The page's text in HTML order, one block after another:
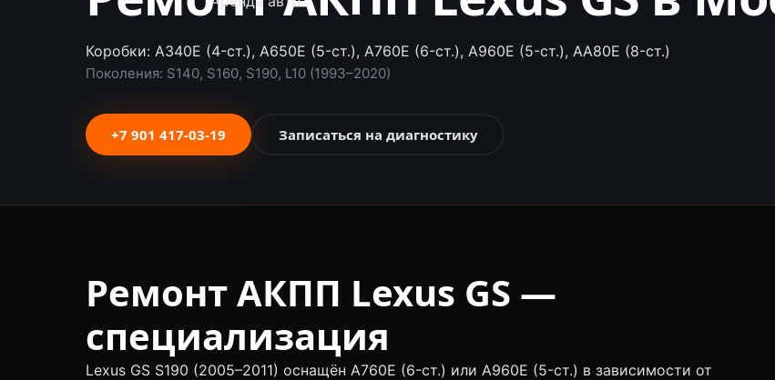
Коробки: A340E (4-ст.), A650E (5-ст.), A760E (6-ст.), A960E (5-ст.), AA80E (8-ст.)
Поколения: S140, S160, S190, L10 (1993–2020)
+7 901 417-03-19 Записаться на диагностику
Ремонт АКПП Lexus GS —
специализация
Lexus GS S190 (2005–2011) оснащён A760E (6-ст.) или A960E (5-ст.) в зависимости от